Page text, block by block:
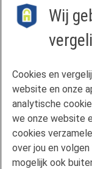
Disclaimer
Maximale
Renteoverzicht
Mijn situatie
Duurzaam
Wij
Cookies en
website en onze
analytische
we onze website
cookies
over jou en
mogelijk ook